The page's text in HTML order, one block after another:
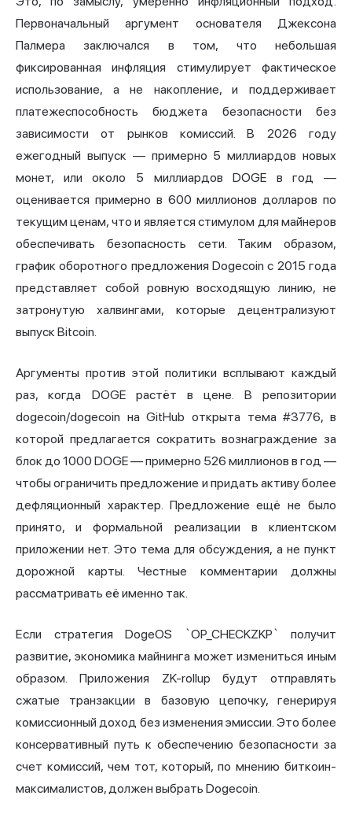
Первоначальный аргумент основателя Джексона
Палмера заключался в том, что небольшая
фиксированная инфляция стимулирует фактическое
использование, а не накопление, и поддерживает
платежеспособность бюджета безопасности без
зависимости от рынков комиссий. В 2026 году
ежегодный выпуск — примерно 5 миллиардов новых
монет, или около 5 миллиардов DOGE в год —
оценивается примерно в 600 миллионов долларов по
текущим ценам, что и является стимулом для майнеров
обеспечивать безопасность сети. Таким образом,
график оборотного предложения Dogecoin с 2015 года
представляет собой ровную восходящую линию, не
затронутую халвингами, которые децентрализуют
выпуск Bitcoin.
Аргументы против этой политики всплывают каждый
раз, когда DOGE растёт в цене. В репозитории
dogecoin/dogecoin на GitHub открыта тема #3776, в
которой предлагается сократить вознаграждение за
блок до 1000 DOGE — примерно 526 миллионов в год —
чтобы ограничить предложение и придать активу более
дефляционный характер. Предложение ещё не было
принято, и формальной реализации в клиентском
приложении нет. Это тема для обсуждения, а не пункт
дорожной карты. Честные комментарии должны
рассматривать её именно так.
Если стратегия DogeOS `OP_CHECKZKP` получит
развитие, экономика майнинга может измениться иным
образом. Приложения ZK-rollup будут отправлять
сжатые транзакции в базовую цепочку, генерируя
комиссионный доход без изменения эмиссии. Это более
консервативный путь к обеспечению безопасности за
счет комиссий, чем тот, который, по мнению биткоин-
максималистов, должен выбрать Dogecoin.